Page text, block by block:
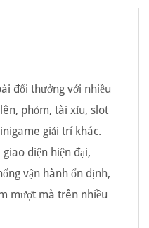
đổi thưởng với nhiều
phỏm, tài xỉu, slot
giải trí khác.
diện hiện đại,
vận hành ổn định,
mượt mà trên nhiều